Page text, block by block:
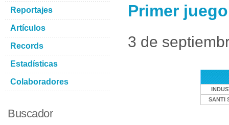
Primer
3 de
SANTI
Reportajes
Artículos
Records
Estadísticas
Colaboradores
Buscador